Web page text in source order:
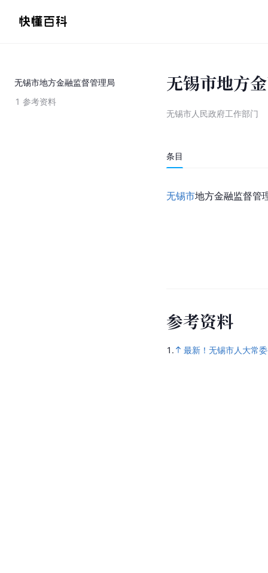
无锡市地方金融监督管理局
1 参考资料
无锡市地方
无锡市人民政府工作部门
条目
无锡市地方金融监督管
参考资料
1. 最新！无锡市人大常